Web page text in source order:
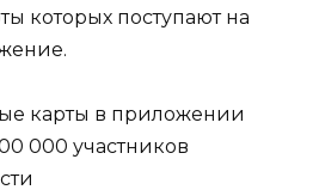
которых поступают на
карты в приложении
000 участников